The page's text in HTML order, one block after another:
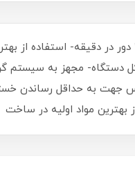
- مجهز به موتور پرقدرت 880 واتی با توان تولید
کل دستگاه- مجهز به
به حداقل رساندن